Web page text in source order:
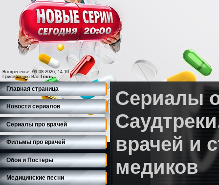
Воскресенье, 09.08.2026, 14:10
Приветствую Вас Гость
Главная страница
Новости сериалов
Сериалы про врачей
Фильмы про врачей
Обои и Постеры
Медицинские песни
Сериалы
врачей и
медиков